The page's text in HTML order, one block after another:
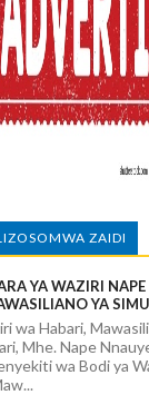
ZAIDI
YA WAZIRI
YA
wa Habari,
Mhe. Nape
wa Bodi ya